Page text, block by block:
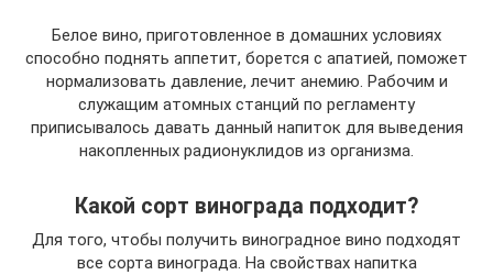
Белое вино, приготовленное в домашних условиях
способно поднять аппетит, борется с апатией, поможет
нормализовать давление, лечит анемию. Рабочим и
служащим атомных станций по регламенту
приписывалось давать данный напиток для выведения
накопленных радионуклидов из организма.
Какой сорт винограда подходит?
Для того, чтобы получить виноградное вино подходят
все сорта винограда. На свойствах напитка